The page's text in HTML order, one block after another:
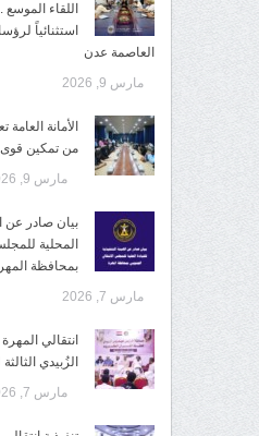
اللقاء
استثنائياً
العاصمة عدن
مارس 9, 2026
الأمانة
من تمكين قوى
مارس 9, 2026
بيان صادر عن
المحلية
بمحافظة
مارس 7, 2026
انتقالي
الزُبيدي
مارس 7, 2026